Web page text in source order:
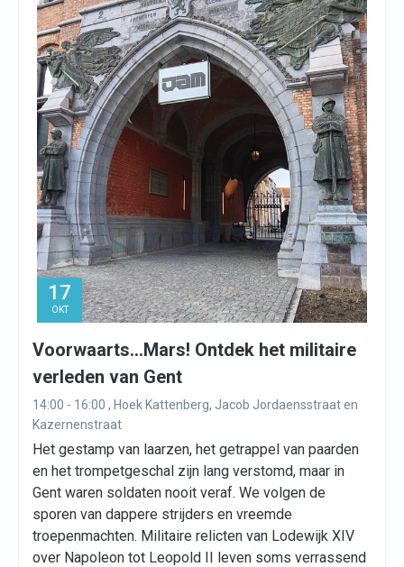
17
OKT
Voorwaarts…Mars! Ontdek het militaire
verleden van Gent
14:00 - 16:00 , Hoek Kattenberg, Jacob Jordaensstraat en
Kazernenstraat
Het gestamp van laarzen, het getrappel van paarden
en het trompetgeschal zijn lang verstomd, maar in
Gent waren soldaten nooit veraf. We volgen de
sporen van dappere strijders en vreemde
troepenmachten. Militaire relicten van Lodewijk XIV
over Napoleon tot Leopold II leven soms verrassend